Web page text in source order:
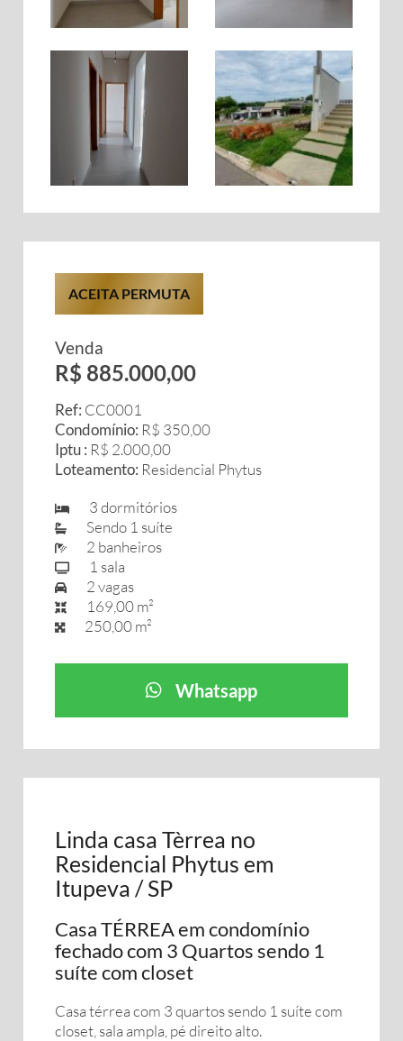
ACEITA PERMUTA
Venda
R$ 885.000,00
Ref: CC0001
Condomínio: R$ 350,00
Iptu : R$ 2.000,00
Loteamento: Residencial Phytus
3 dormitórios
Sendo 1 suíte
2 banheiros
1 sala
2 vagas
169,00 m²
250,00 m²
Whatsapp
Linda casa Tèrrea no
Residencial Phytus em
Itupeva / SP
Casa TÉRREA em condomínio
fechado com 3 Quartos sendo 1
suíte com closet
Casa térrea com 3 quartos sendo 1 suíte com
closet, sala ampla, pé direito alto.